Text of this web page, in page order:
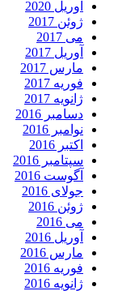
آوریل 2020
ژوئن 2017
می 2017
آوریل 2017
مارس 2017
فوریه 2017
ژانویه 2017
دسامبر 2016
نوامبر 2016
اکتبر 2016
سپتامبر 2016
آگوست 2016
جولای 2016
ژوئن 2016
می 2016
آوریل 2016
مارس 2016
فوریه 2016
ژانویه 2016